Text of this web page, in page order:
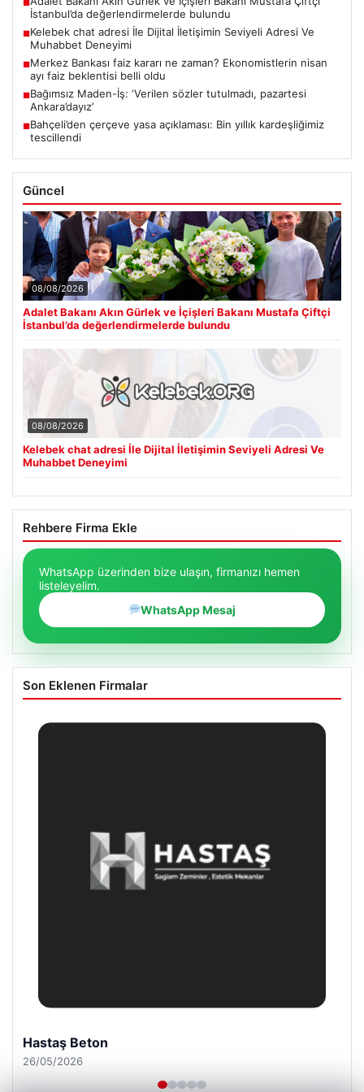
■
İstanbul’da değerlendirmelerde bulundu
■Kelebek chat adresi İle Dijital İletişimin Seviyeli Adresi Ve
Muhabbet Deneyimi
■Merkez Bankası faiz kararı ne zaman? Ekonomistlerin nisan
ayı faiz beklentisi belli oldu
■Bağımsız Maden-İş: ‘Verilen sözler tutulmadı, pazartesi
Ankara’dayız’
■Bahçeli’den çerçeve yasa açıklaması: Bin yıllık kardeşliğimiz
tescillendi
Güncel
08/08/2026
Adalet Bakanı Akın Gürlek ve İçişleri Bakanı Mustafa Çiftçi
İstanbul’da değerlendirmelerde bulundu
08/08/2026
Kelebek chat adresi İle Dijital İletişimin Seviyeli Adresi Ve
Muhabbet Deneyimi
Rehbere Firma Ekle
WhatsApp üzerinden bize ulaşın, firmanızı hemen
listeleyelim.
WhatsApp Mesaj
Son Eklenen Firmalar
Enes Kaplan Avukatlık Bürosu
28/04/2026